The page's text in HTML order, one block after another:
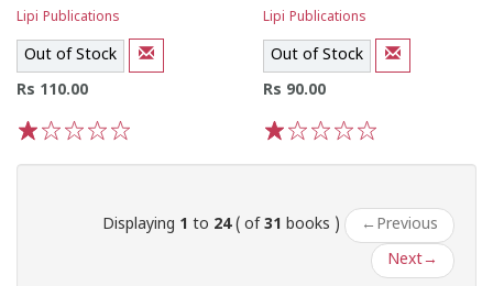
Lipi Publications
Out of Stock
Rs 110.00
Lipi Publications
Out of Stock
Rs 90.00
Displaying 1 to 24( of 31 books ) ← Previous
Next→